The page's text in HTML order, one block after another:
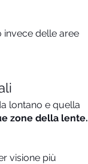
invece delle aree
lontano e quella
zone della lente.
visione più